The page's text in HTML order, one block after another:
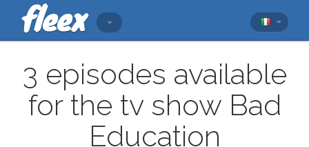
3 episodes available
for the tv show Bad
Education